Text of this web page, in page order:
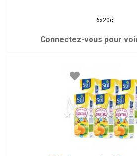
6x20cl
Connectez-vous pour